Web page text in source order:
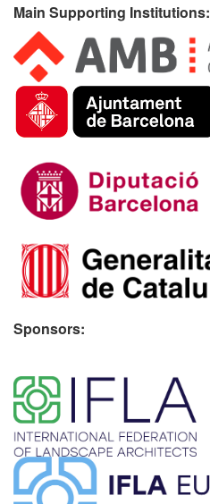
Main Supporting Institutions:
Sponsors: